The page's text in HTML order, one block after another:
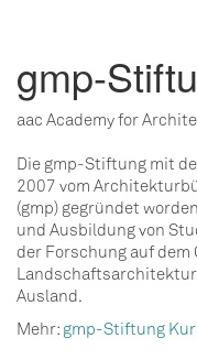
gmp-
aac Academy for
Die gmp-Stiftung mit
2007 vom
(gmp) gegründet
und Ausbildung von
der Forschung auf dem
Ausland.
Mehr: gmp-Stiftung